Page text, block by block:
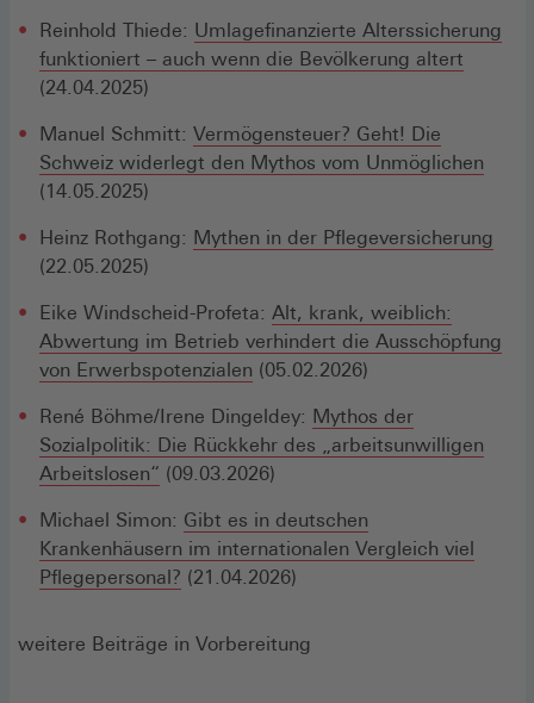
Reinhold Thiede: Umlagefinanzierte Alterssicherung
funktioniert – auch wenn die Bevölkerung altert
(24.04.2025)
Manuel Schmitt: Vermögensteuer? Geht! Die
Schweiz widerlegt den Mythos vom Unmöglichen
(14.05.2025)
Heinz Rothgang: Mythen in der Pflegeversicherung
(22.05.2025)
Eike Windscheid-Profeta: Alt, krank, weiblich:
Abwertung im Betrieb verhindert die Ausschöpfung
von Erwerbspotenzialen (05.02.2026)
René Böhme/Irene Dingeldey: Mythos der
Sozialpolitik: Die Rückkehr des „arbeitsunwilligen
Arbeitslosen“ (09.03.2026)
Michael Simon: Gibt es in deutschen
Krankenhäusern im internationalen Vergleich viel
Pflegepersonal? (21.04.2026)
weitere Beiträge in Vorbereitung